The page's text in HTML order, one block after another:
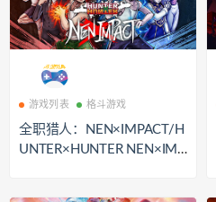
游戏列表 格斗游戏
全职猎人：NEN×IMPACT/H
UNTER×HUNTER NEN×IMP